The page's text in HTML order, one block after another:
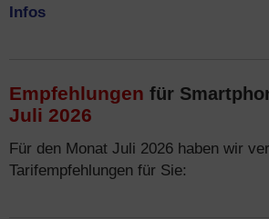
Infos
Empfehlungen für
Juli 2026
Für den Monat Juli 2026 haben wir
Tarifempfehlungen für Sie: